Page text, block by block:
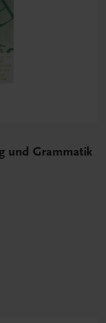
und Grammatik